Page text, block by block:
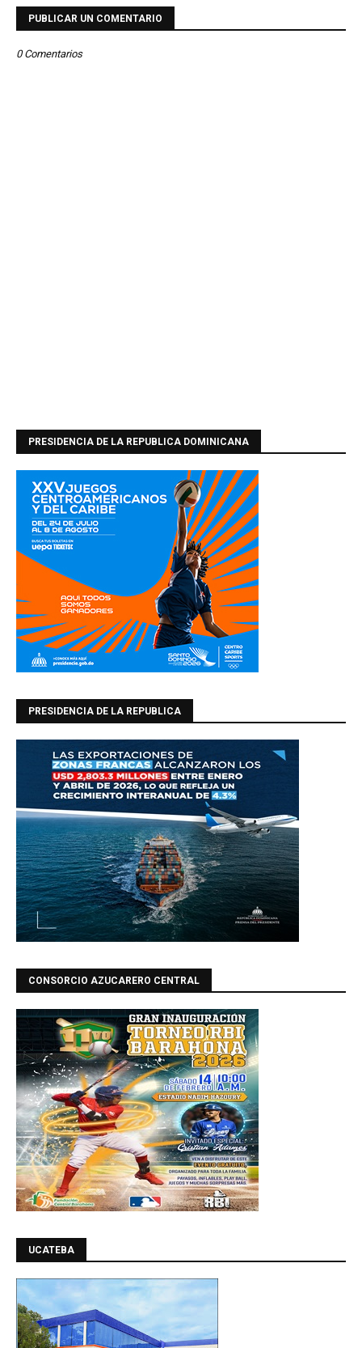
PUBLICAR UN COMENTARIO
0 Comentarios
PRESIDENCIA DE LA REPUBLICA DOMINICANA
PRESIDENCIA DE LA REPUBLICA
CONSORCIO AZUCARERO CENTRAL
UCATEBA